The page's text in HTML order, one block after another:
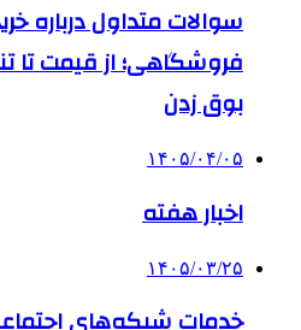
سوالات متداول درباره
فروشگاهی؛ از قیمت
بوق زدن
۱۴۰۵/۰۴/۰۵
اخبار هفته
۱۴۰۵/۰۳/۲۵